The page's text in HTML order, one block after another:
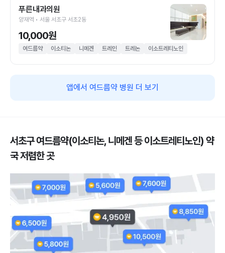
푸른내과의원
양재역 • 서울 서초구 서초2동
10,000원
여드름약 이소티논 니메겐 트레인 트레논 이소트레티노인
앱에서 여드름약 병원 더 보기
서초구 여드름약(이소티논, 니메겐 등 이소트레티노인) 약
국 저렴한 곳